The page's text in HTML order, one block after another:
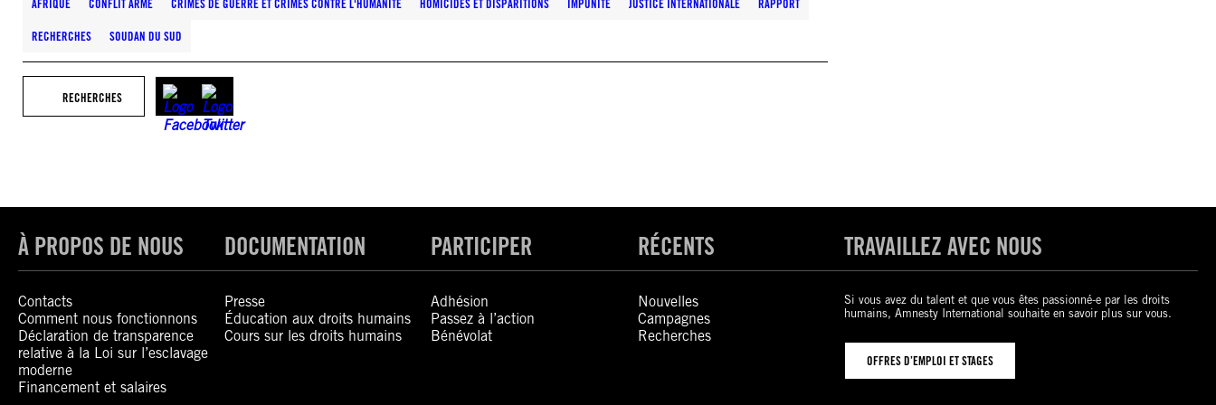
AFRIQUE CONFLIT ARMÉ CRIMES DE GUERRE ET CRIMES CONTRE L'HUMANITÉ HOMICIDES ET DISPARITIONS IMPUNITÉ JUSTICE INTERNATIONALE RAPPORT
RECHERCHES SOUDAN DU SUD
RECHERCHES
À PROPOS DE NOUS
Contacts
Comment nous fonctionnons
Déclaration de transparence
relative à la Loi sur l’esclavage
moderne
Financement et salaires
DOCUMENTATION
Presse
Éducation aux droits humains
Cours sur les droits humains
PARTICIPER
Adhésion
Passez à l’action
Bénévolat
RÉCENTS
Nouvelles
Campagnes
Recherches
TRAVAILLEZ AVEC NOUS
Si vous avez du talent et que vous êtes passionné-e par les droits
humains, Amnesty International souhaite en savoir plus sur vous.
OFFRES D’EMPLOI ET STAGES